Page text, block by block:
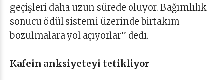
geçişleri daha uzun sürede oluyor. Bağımlılık
sonucu ödül sistemi üzerinde birtakım
bozulmalara yol açıyorlar” dedi.
Kafein anksiyeteyi tetikliyor